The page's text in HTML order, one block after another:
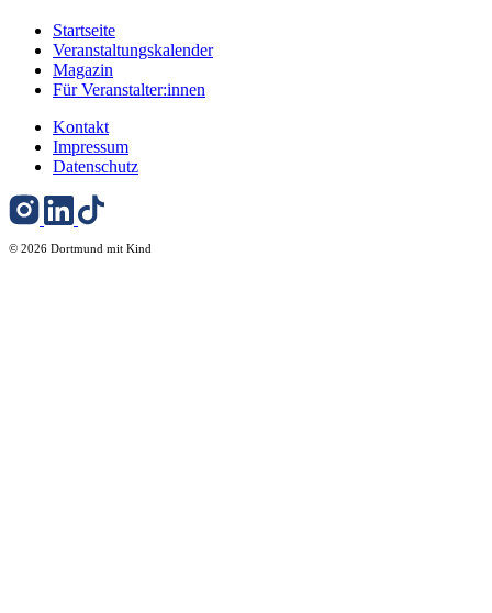
Startseite
Veranstaltungskalender
Magazin
Für Veranstalter:innen
Kontakt
Impressum
Datenschutz
© 2026 Dortmund mit Kind